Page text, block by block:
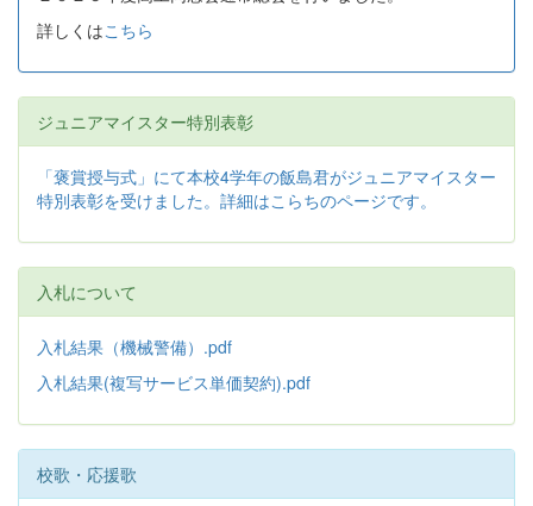
詳しくはこちら
ジュニアマイスター特別表彰
「褒賞授与式」にて本校4学年の飯島君がジュニアマイスター
特別表彰を受けました。詳細はこらちのページです。
入札について
入札結果（機械警備）.pdf
入札結果(複写サービス単価契約).pdf
校歌・応援歌